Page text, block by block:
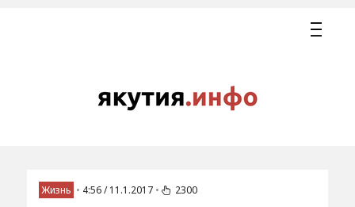
Жизнь • 4:56 / 11.1.2017 • 2300